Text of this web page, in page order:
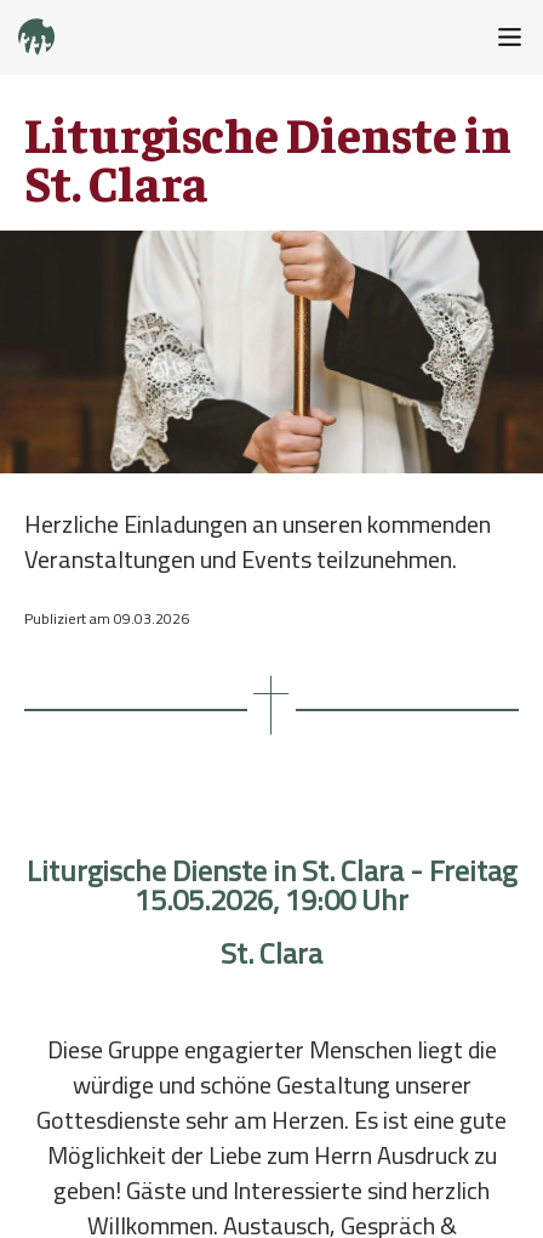
Liturgische Dienste in
St. Clara
Herzliche Einladungen an unseren kommenden
Veranstaltungen und Events teilzunehmen.
Publiziert am09.03.2026
Liturgische Dienste in St. Clara - Freitag
15.05.2026, 19:00 Uhr
St. Clara
Diese Gruppe engagierter Menschen liegt die
würdige und schöne Gestaltung unserer
Gottesdienste sehr am Herzen. Es ist eine gute
Möglichkeit der Liebe zum Herrn Ausdruck zu
geben! Gäste und Interessierte sind herzlich
Willkommen. Austausch, Gespräch &